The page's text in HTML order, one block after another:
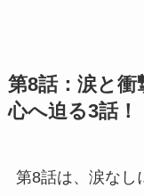
第8話：涙と
心へ迫る3話！
第8話は、涙なし